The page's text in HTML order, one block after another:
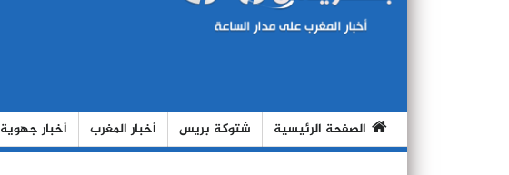
الصفحة الرئيسية شتوكة بريس أخبار المغرب أخبار جهوية